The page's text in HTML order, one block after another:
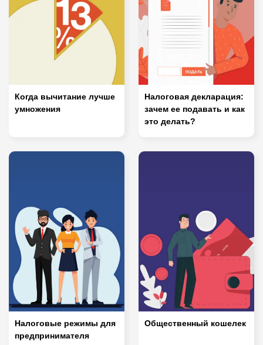
Когда вычитание лучше
умножения
Налоговая декларация:
зачем ее подавать и как
это делать?
Налоговые режимы для
предпринимателя
Общественный кошелек